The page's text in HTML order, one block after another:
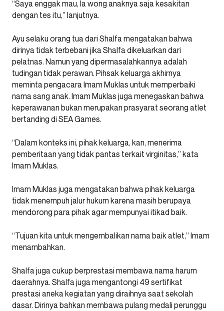
“Saya enggak mau, la wong anaknya saja kesakitan
dengan tes itu,” lanjutnya.
Ayu selaku orang tua dari Shalfa mengatakan bahwa
dirinya tidak terbebani jika Shalfa dikeluarkan dari
pelatnas. Namun yang dipermasalahkannya adalah
tudingan tidak perawan. Pihsak keluarga akhirnya
meminta pengacara Imam Muklas untuk memperbaiki
nama sang anak. Imam Muklas juga menegaskan bahwa
keperawanan bukan merupakan prasyarat seorang atlet
bertanding di SEA Games.
“Dalam konteks ini, pihak keluarga, kan, menerima
pemberitaan yang tidak pantas terkait virginitas,” kata
Imam Muklas.
Imam Muklas juga mengatakan bahwa pihak keluarga
tidak menempuh jalur hukum karena masih berupaya
mendorong para pihak agar mempunyai itikad baik.
“Tujuan kita untuk mengembalikan nama baik atlet,” Imam
menambahkan.
Shalfa juga cukup berprestasi membawa nama harum
daerahnya. Shalfa juga mengantongi 49 sertifikat
prestasi aneka kegiatan yang diraihnya saat sekolah
dasar. Dirinya bahkan membawa pulang medali perunggu